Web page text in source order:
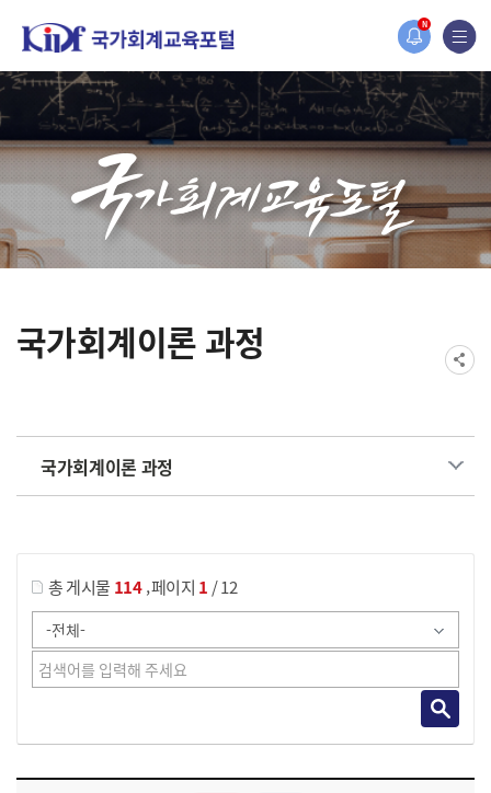
N
홈페이지가 새롭게 개편되었습니다.
한국조세재정연구원홈페이지가 새롭게 개설되었습니다.
국가회계이론 과정
국가회계이론 과정
총 게시물 114,페이지 1 / 12
국가회계이론 과정 목록 으로 번호, 제목, 작성자, 조회수, 등록 일로 나열 되고 있습니다.